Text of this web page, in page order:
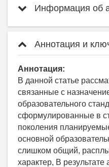
Информация об
Аннотация и
Аннотация:
В данной статье
связанные с
образовательного
сформулированные в
поколения
основной
слишком общий,
характер, В